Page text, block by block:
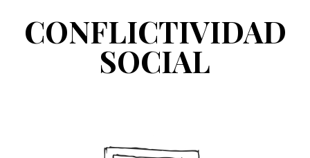
CONFLICTIVIDAD
SOCIAL